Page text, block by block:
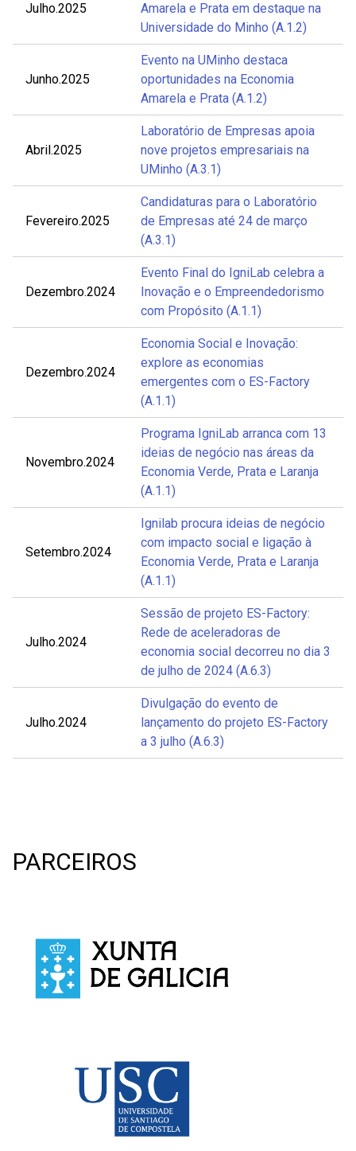
Julho.2025
Amarela e Prata em destaque na
Universidade do Minho (A.1.2)
Junho.2025
Evento na UMinho destaca
oportunidades na Economia
Amarela e Prata (A.1.2)
Abril.2025
Laboratório de Empresas apoia
nove projetos empresariais na
UMinho (A.3.1)
Fevereiro.2025
Candidaturas para o Laboratório
de Empresas até 24 de março
(A.3.1)
Dezembro.2024
Evento Final do IgniLab celebra a
Inovação e o Empreendedorismo
com Propósito (A.1.1)
Dezembro.2024
Economia Social e Inovação:
explore as economias
emergentes com o ES-Factory
(A.1.1)
Novembro.2024
Programa IgniLab arranca com 13
ideias de negócio nas áreas da
Economia Verde, Prata e Laranja
(A.1.1)
Setembro.2024
Ignilab procura ideias de negócio
com impacto social e ligação à
Economia Verde, Prata e Laranja
(A.1.1)
Julho.2024
Sessão de projeto ES-Factory:
Rede de aceleradoras de
economia social decorreu no dia 3
de julho de 2024 (A.6.3)
Julho.2024
Divulgação do evento de
lançamento do projeto ES-Factory
a 3 julho (A.6.3)
PARCEIROS